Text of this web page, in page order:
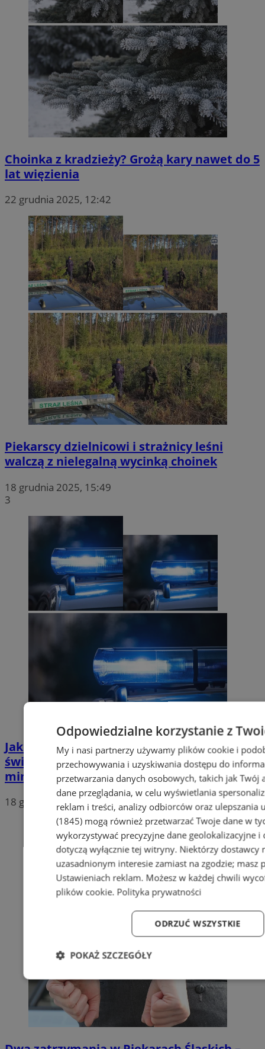
Choinka z kradzieży? Grożą kary nawet do 5
lat więzienia
22 grudnia 2025, 12:42
Piekarscy dzielnicowi i strażnicy leśni
walczą z nielegalną wycinką choinek
18 grudnia 2025, 15:49
3
Jak uniknąć oszustów przy rezerwacji
świątecznego wyjazdu? Poradnik last
minute
18 grudnia 2025, 14:41
Odpowiedzialne korzystanie z
My i nasi partnerzy używamy plików cookie i
przechowywania i uzyskiwania dostępu do
przetwarzania danych osobowych, takich jak
dane przeglądania, w celu wyświetlania
reklam i treści, analizy odbiorców oraz ulepszania
(1845)mogą również przetwarzać Twoje dane w
wykorzystywać precyzyjne dane geolokalizacyjne
dotyczą wyłącznie tej witryny. Niektórzy dostawcy
uzasadnionym interesie zamiast na zgodzie; masz
Ustawieniach reklam. Możesz w każdej chwili
plików cookie. Polityka prywatności
ODRZUĆ WSZYSTKIE
POKAŻ SZCZEGÓŁY
Niezbędne Wydajność Targetowanie